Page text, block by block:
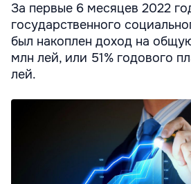
За первые 6 месяцев 2022
государственного
был накоплен доход на
млн лей, или 51% годового
лей.